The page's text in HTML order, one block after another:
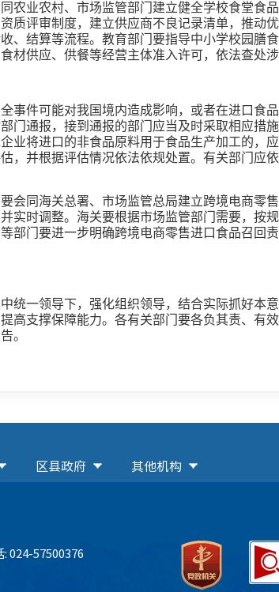
农业农村、市场监管部门建立健全学校食堂食
质评审制度，建立供应商不良记录清单，推动
、结算等流程。教育部门要指导中小学校园膳
材供应、供餐等经营主体准入许可，依法查处
事件可能对我国境内造成影响，或者在进口食
门通报，接到通报的部门应当及时采取相应措
业将进口的非食品原料用于食品生产加工的，
，并根据评估情况依法依规处置。有关部门应
会同海关总署、市场监管总局建立跨境电商零
实时调整。海关要根据市场监管部门需要，按
部门要进一步明确跨境电商零售进口食品召回
统一领导下，强化组织领导，结合实际抓好本
高支撑保障能力。各有关部门要各负其责、有
。
区县政府 其他机构
024-57500376